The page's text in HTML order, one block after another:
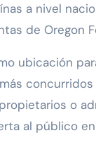
a nivel
de Oregon
ubicación
o
al público